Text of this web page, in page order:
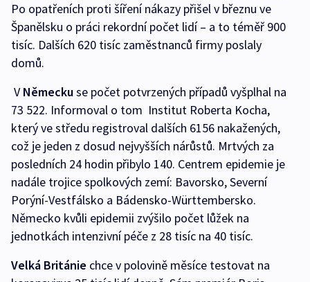
Po opatřeních proti šíření nákazy přišel v březnu ve
Španělsku o práci rekordní počet lidí – a to téměř 900
tisíc. Dalších 620 tisíc zaměstnanců firmy poslaly
domů.
VNěmeckuse počet potvrzených případů vyšplhal na
73 522. Informoval o tom Institut Roberta Kocha,
který ve středu registroval dalších 6156 nakažených,
což je jeden z dosud nejvyšších nárůstů. Mrtvých za
posledních 24 hodin přibylo 140. Centrem epidemie je
nadále trojice spolkových zemí: Bavorsko, Severní
Porýní-Vestfálsko a Bádensko-Württembersko.
Německo kvůli epidemii zvýšilo počet lůžek na
jednotkách intenzivní péče z 28 tisíc na 40 tisíc.
Velká Británie chce v polovině měsíce testovat na